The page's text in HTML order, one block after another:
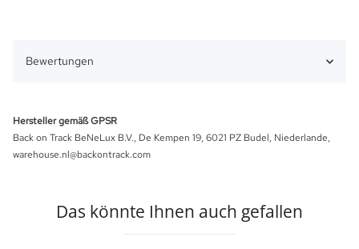
Bewertungen
Hersteller gemäß GPSR
Back on Track BeNeLux B.V., De Kempen 19, 6021 PZ Budel, Niederlande,
warehouse.nl@backontrack.com
Das könnte Ihnen auch gefallen